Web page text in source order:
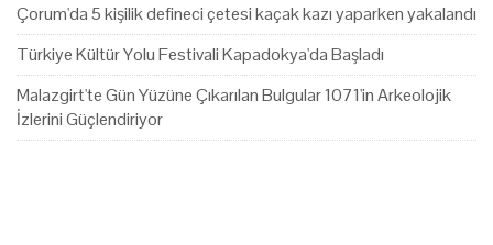
Çorum'da 5 kişilik defineci çetesi kaçak kazı yaparken yakalandı
Türkiye Kültür Yolu Festivali Kapadokya'da Başladı
Malazgirt'te Gün Yüzüne Çıkarılan Bulgular 1071'in Arkeolojik
İzlerini Güçlendiriyor